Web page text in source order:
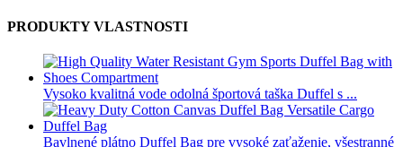
PRODUKTY VLASTNOSTI
Vysoko kvalitná vode odolná športová taška Duffel s ...
Bavlnené plátno Duffel Bag pre vysoké zaťaženie, všestranné